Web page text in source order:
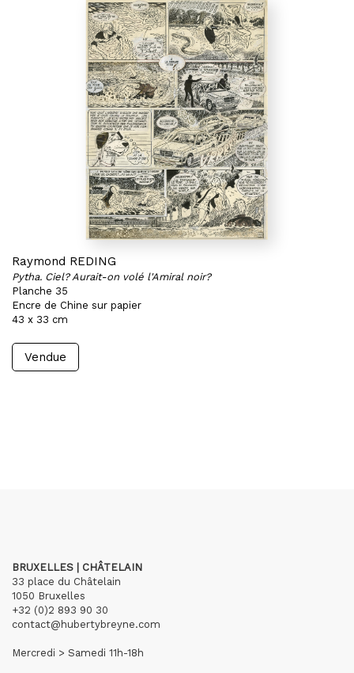
Raymond REDING
Pytha. Ciel? Aurait-on volé l'Amiral noir?
Planche 35
Encre de Chine sur papier
43 x 33 cm
Vendue
BRUXELLES | CHÂTELAIN
33 place du Châtelain
1050 Bruxelles
+32 (0)2 893 90 30
contact@hubertybreyne.com
Mercredi > Samedi 11h-18h